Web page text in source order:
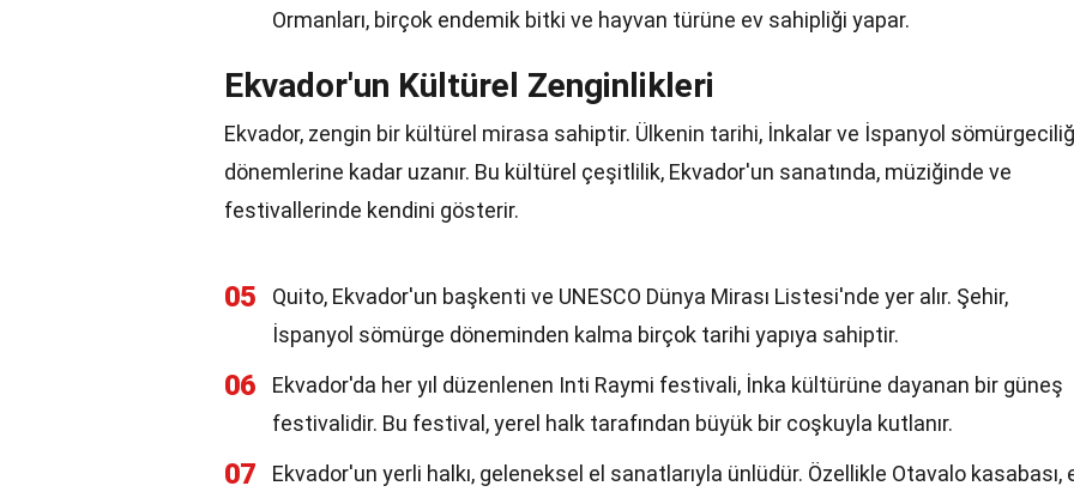
Ormanları, birçok endemik bitki ve hayvan türüne ev sahipliği yapar.
Ekvador'un Kültürel Zenginlikleri
Ekvador, zengin bir kültürel mirasa sahiptir. Ülkenin tarihi, İnkalar ve İspanyol
dönemlerine kadar uzanır. Bu kültürel çeşitlilik, Ekvador'un sanatında, müziğinde ve
festivallerinde kendini gösterir.
05
Quito, Ekvador'un başkenti ve UNESCO Dünya Mirası Listesi'nde yer alır. Şehir,
İspanyol sömürge döneminden kalma birçok tarihi yapıya sahiptir.
06
Ekvador'da her yıl düzenlenen Inti Raymi festivali, İnka kültürüne dayanan bir güneş
festivalidir. Bu festival, yerel halk tarafından büyük bir coşkuyla kutlanır.
07
Ekvador'un yerli halkı, geleneksel el sanatlarıyla ünlüdür. Özellikle Otavalo kasabası,